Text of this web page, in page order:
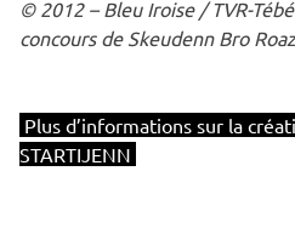
© 2012 – Bleu Iroise / TVR-
concours de Skeudenn Bro
Plus d’informations sur la
STARTIJENN